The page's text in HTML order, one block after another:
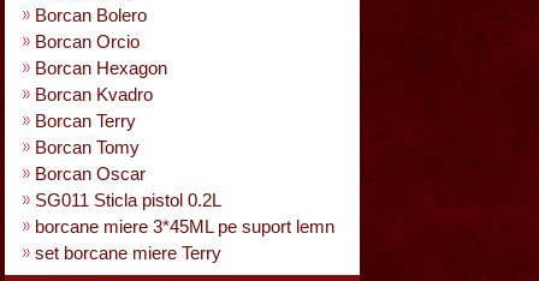
Borcan Bolero
Borcan Orcio
Borcan Hexagon
Borcan Kvadro
Borcan Terry
Borcan Tomy
Borcan Oscar
SG011 Sticla pistol 0.2L
borcane miere 3*45ML pe suport lemn
set borcane miere Terry